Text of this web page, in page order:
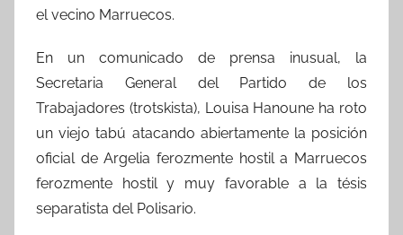
el vecino Marruecos.
En un comunicado de prensa inusual, la
Secretaria General del Partido de los
Trabajadores (trotskista), Louisa Hanoune ha roto
un viejo tabú atacando abiertamente la posición
oficial de Argelia ferozmente hostil a Marruecos
ferozmente hostil y muy favorable a la tésis
separatista del Polisario.